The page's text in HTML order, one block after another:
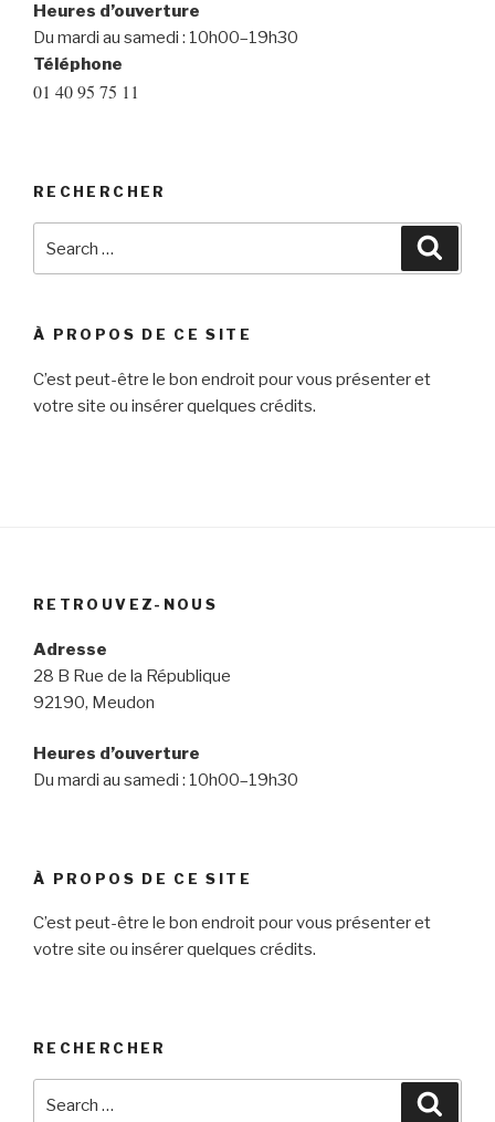
Heures d’ouverture
Du mardi au samedi : 10h00–19h30
Téléphone
01 40 95 75 11
RECHERCHER
À PROPOS DE CE SITE
C’est peut-être le bon endroit pour vous présenter et
votre site ou insérer quelques crédits.
RETROUVEZ-NOUS
Adresse
28 B Rue de la République
92190, Meudon
Heures d’ouverture
Du mardi au samedi : 10h00–19h30
À PROPOS DE CE SITE
C’est peut-être le bon endroit pour vous présenter et
votre site ou insérer quelques crédits.
RECHERCHER